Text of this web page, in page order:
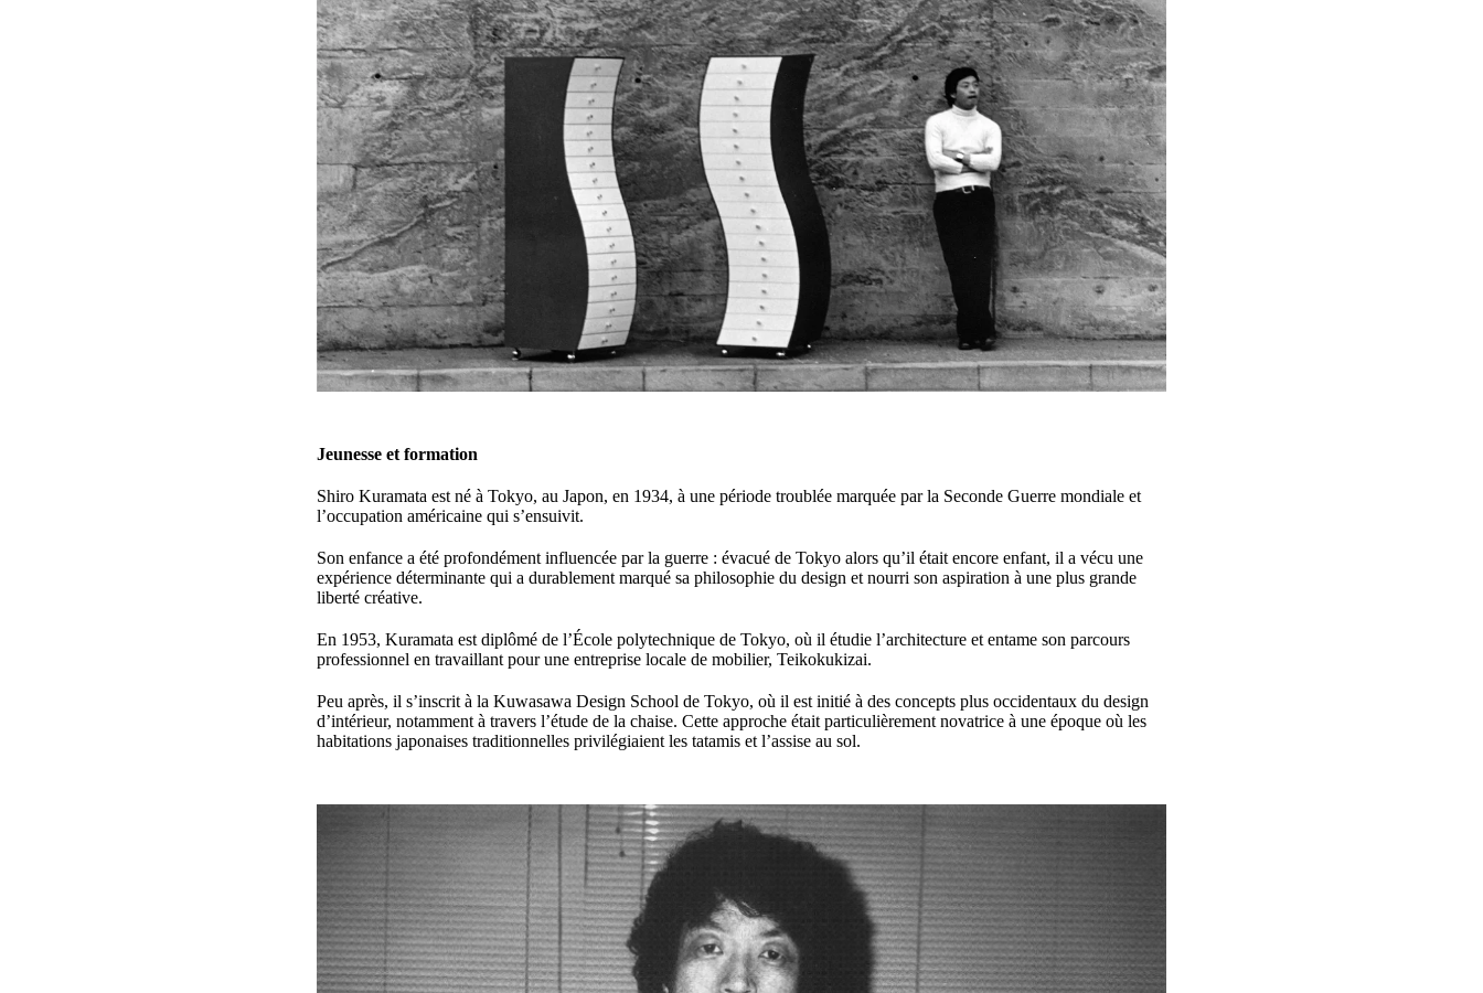
Jeunesse et formation
Shiro Kuramata est né à Tokyo, au Japon, en 1934, à une période troublée marquée par la Seconde Guerre mondiale et
l’occupation américaine qui s’ensuivit.
Son enfance a été profondément influencée par la guerre : évacué de Tokyo alors qu’il était encore enfant, il a vécu une
expérience déterminante qui a durablement marqué sa philosophie du design et nourri son aspiration à une plus grande
liberté créative.
En 1953, Kuramata est diplômé de l’École polytechnique de Tokyo, où il étudie l’architecture et entame son parcours
professionnel en travaillant pour une entreprise locale de mobilier, Teikokukizai.
Peu après, il s’inscrit à la Kuwasawa Design School de Tokyo, où il est initié à des concepts plus occidentaux du design
d’intérieur, notamment à travers l’étude de la chaise. Cette approche était particulièrement novatrice à une époque où les
habitations japonaises traditionnelles privilégiaient les tatamis et l’assise au sol.